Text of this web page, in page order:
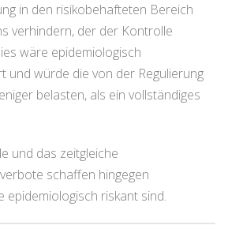
in den risikobehafteten Bereich
verhindern, der der Kontrolle
wäre epidemiologisch
und würde die von der Regulierung
belasten, als ein vollständiges
und das zeitgleiche
schaffen hingegen
epidemiologisch riskant sind.